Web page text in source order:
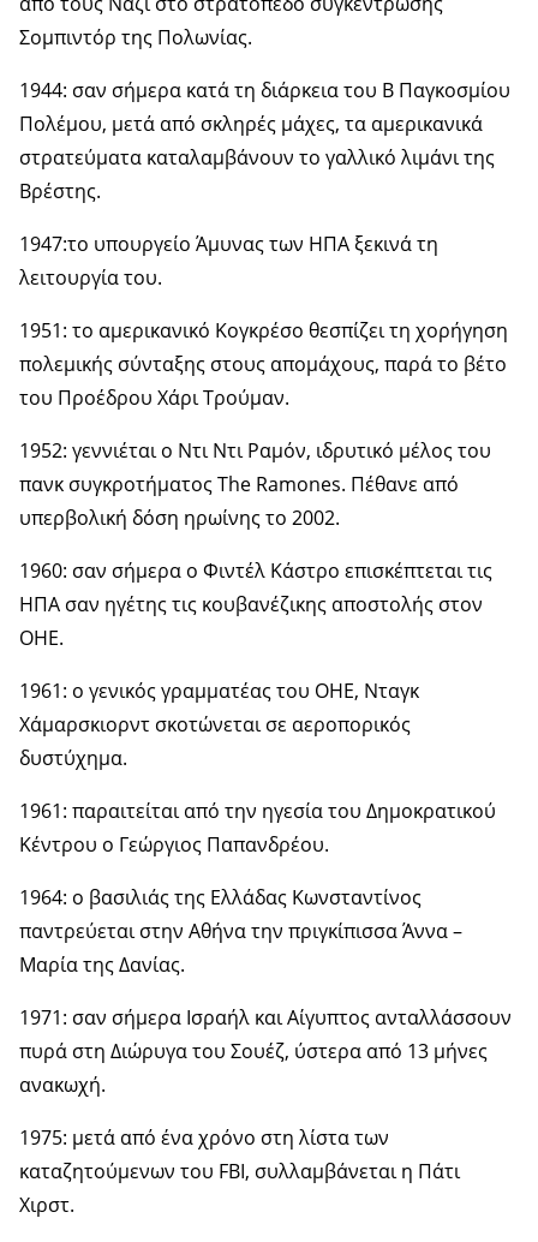
Σομπιντόρ της Πολωνίας.
1944: σαν σήμερα κατά τη διάρκεια του Β Παγκοσμίου
Πολέμου, μετά από σκληρές μάχες, τα αμερικανικά
στρατεύματα καταλαμβάνουν το γαλλικό λιμάνι της
Βρέστης.
1947:το υπουργείο Άμυνας των ΗΠΑ ξεκινά τη
λειτουργία του.
1951: το αμερικανικό Κογκρέσο θεσπίζει τη χορήγηση
πολεμικής σύνταξης στους απομάχους, παρά το βέτο
του Προέδρου Χάρι Τρούμαν.
1952: γεννιέται ο Ντι Ντι Ραμόν, ιδρυτικό μέλος του
πανκ συγκροτήματος The Ramones. Πέθανε από
υπερβολική δόση ηρωίνης το 2002.
1960: σαν σήμερα ο Φιντέλ Κάστρο επισκέπτεται τις
ΗΠΑ σαν ηγέτης τις κουβανέζικης αποστολής στον
ΟΗΕ.
1961: ο γενικός γραμματέας του ΟΗΕ, Νταγκ
Χάμαρσκιορντ σκοτώνεται σε αεροπορικός
δυστύχημα.
1961: παραιτείται από την ηγεσία του Δημοκρατικού
Κέντρου ο Γεώργιος Παπανδρέου.
1964: ο βασιλιάς της Ελλάδας Κωνσταντίνος
παντρεύεται στην Αθήνα την πριγκίπισσα Άννα –
Μαρία της Δανίας.
1971: σαν σήμερα Ισραήλ και Αίγυπτος ανταλλάσσουν
πυρά στη Διώρυγα του Σουέζ, ύστερα από 13 μήνες
ανακωχή.
1975: μετά από ένα χρόνο στη λίστα των
καταζητούμενων του FBI, συλλαμβάνεται η Πάτι
Χιρστ.